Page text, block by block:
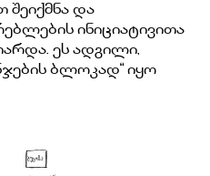
შეიქმნა და
ინიციატივითა
ეს ადგილი,
ბლოკად“ იყო